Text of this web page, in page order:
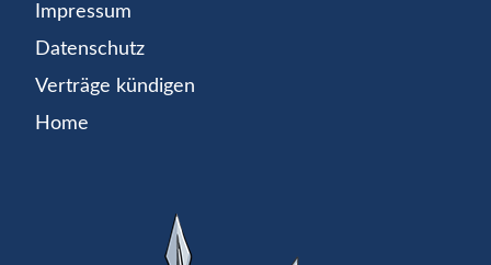
Impressum
Datenschutz
Verträge kündigen
Home